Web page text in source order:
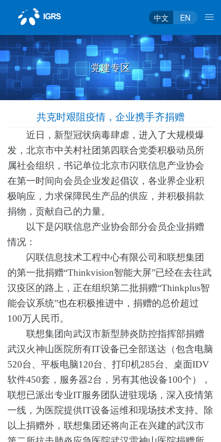
中文 EN
党建专区
共克时艰阻疫情，企业携手齐捐赠
近日，新型冠状病毒肆虐，进入了大规模爆
发，北京市中关村社团第四联合党委积极动员所
属社会组织，书记单位北京市闪联信息产业协会
在第一时间向会员企业发起倡议，各业界企业积
极响应，力求保障民生产品的供应，并积极捐款
捐物，贡献自己的力量。
以下是闪联信息产业协会部分会员企业捐赠
情况：
闪联信息技术工程中心有限公司和联想集团
的第一批捐赠“Thinkvision智能大屏”已经在去往武
汉疫区的路上，正在组织第二批捐赠“Thinkplus智
能会议系统”也在积极推进中，捐赠的总价超过
100万人民币。
联想集团向武汉市新型肺炎防控指挥部捐赠
武汉火神山医院所有IT设备已全部送达（包含电脑
520台、平板电脑120台、打印机285台、桌面IDV
软件450套，服务器2台，另有其他设备100个），
联想已派出专业IT服务团队进驻现场，深入疫情第
一线，为医院提供IT设备运维和现场技术支持。除
以上捐赠外，联想集团还将向正在兴建的武汉市